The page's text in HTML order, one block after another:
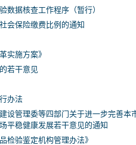
数据核查工作程序（暂行）
会保险缴费比例的通知
实施方案》
若干意见
办法
设管理委等四部门关于进一步完善本
平稳健康发展若干意见的通知
检验鉴定机构管理办法》